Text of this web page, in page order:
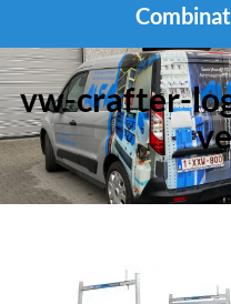
vw-crafter-